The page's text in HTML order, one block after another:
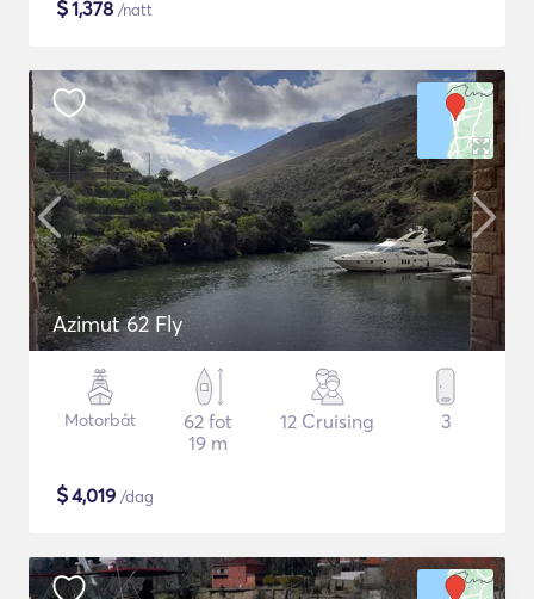
$1,378 /natt
Azimut 62 Fly
Motorbåt
62 fot
19 m
12 Cruising 3
$4,019 /dag